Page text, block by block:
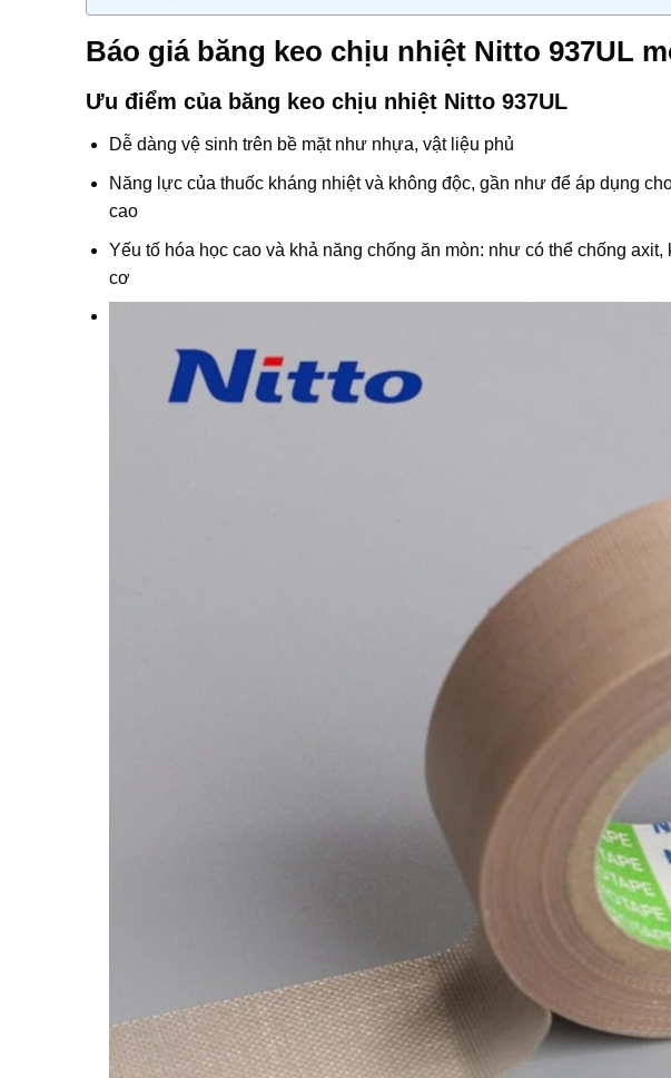
Báo giá băng keo chịu nhiệt Nitto 937UL
Ưu điểm của băng keo chịu nhiệt Nitto 937UL
Dễ dàng vệ sinh trên bề mặt như nhựa, vật liệu phủ
Năng lực của thuốc kháng nhiệt và không độc, gần như để áp dụng
cao
Yếu tố hóa học cao và khả năng chống ăn mòn: như có thể chống
cơ